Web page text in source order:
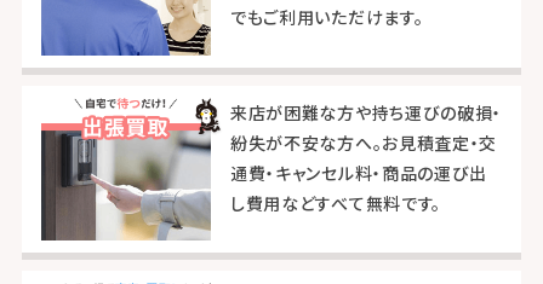
でもご利用いただけます。
来店が困難な方や持ち運びの破損・
紛失が不安な方へ。お見積査定・交
通費・キャンセル料・商品の運び出
し費用などすべて無料です。